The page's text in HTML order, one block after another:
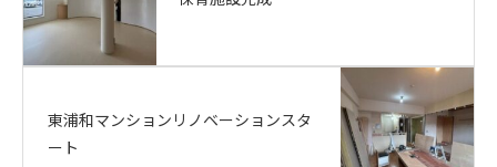
東浦和マンションリノベーションスタ
ート